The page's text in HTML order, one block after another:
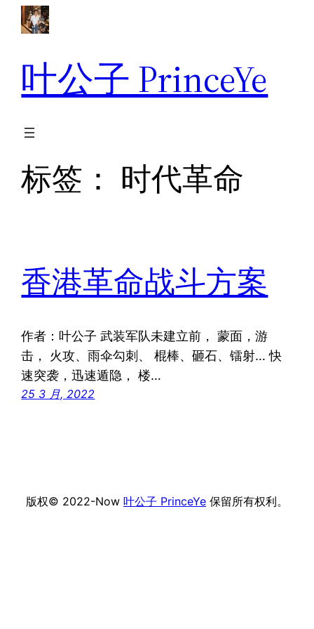
叶公子 PrinceYe
标签： 时代革命
香港革命战斗方案
作者：叶公子 武装军队未建立前， 蒙面，游
击， 火攻、雨伞勾刺、 棍棒、砸石、镭射… 快
速突袭，迅速遁隐， 楼…
25 3 月, 2022
版权© 2022-Now 叶公子 PrinceYe 保留所有权利。